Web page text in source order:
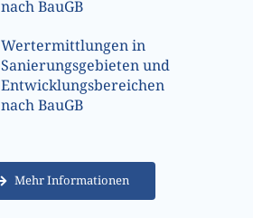
nach BauGB
Wertermittlungen in
Sanierungsgebieten und
Entwicklungsbereichen
nach BauGB
Mehr Informationen